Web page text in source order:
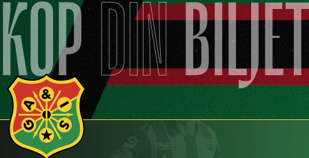
KÖPDIN